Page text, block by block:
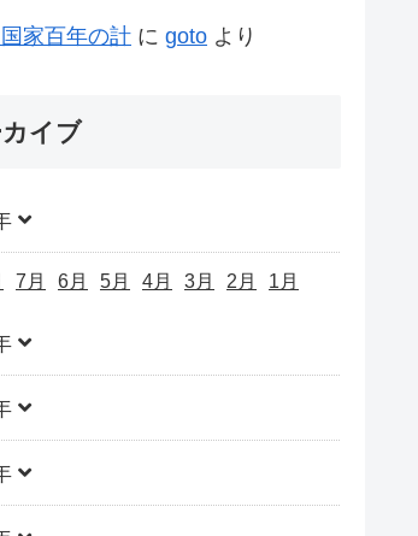
家百年の計 に goto より
イブ
7月 6月 5月 4月 3月 2月 1月